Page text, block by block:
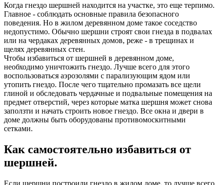
Когда гнездо шершней находится на участке, это еще терпимо.
Главное - соблюдать основные правила безопасного
поведения. Но в жилом деревянном доме такое соседство
недопустимо. Обычно шершни строят свои гнезда в подвалах
или на чердаках деревянных домов, реже - в трещинах и
щелях деревянных стен.
Чтобы избавиться от шершней в деревянном доме,
необходимо уничтожить гнездо. Лучше всего для этого
воспользоваться аэрозолями с парализующим ядом или
утопить гнездо. После чего тщательно промазать все щели
глиной и обследовать чердачные и подвальные помещения на
предмет отверстий, через которые матка шершня может снова
заползти и начать строить новое гнездо. Все окна и двери в
доме должны быть оборудованы противомоскитными
сетками.
Как самостоятельно избавиться от
шершней.
Если шершни построили гнездо в жилом доме, то лучше всего